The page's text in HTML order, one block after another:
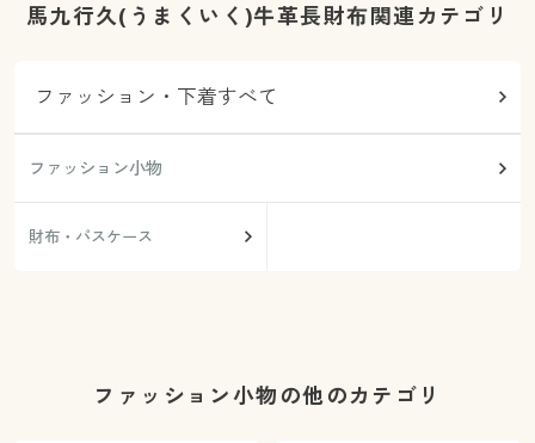
馬九行久(うまくいく)牛革長財布関連カテゴリ
ファッション・下着すべて
ファッション小物
財布・パスケース
ファッション小物の他のカテゴリ